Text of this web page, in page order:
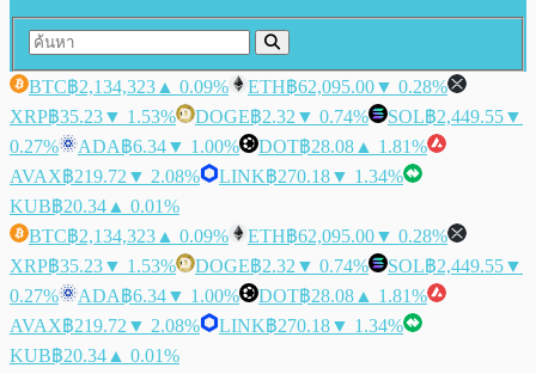
BTC฿2,134,323 ▲ 0.09% ETH฿62,095.00▼ 0.28%
XRP฿35.23▼ 1.53% DOGE฿2.32 ▼ 0.74% SOL฿2,449.55▼
0.27%
ADA฿6.34▼ 1.00% DOT฿28.08 ▲ 1.81%
AVAX฿219.72 ▼ 2.08% LINK฿270.18▼ 1.34%
KUB฿20.34 ▲ 0.01%
BTC฿2,134,323 ▲ 0.09% ETH฿62,095.00▼ 0.28%
XRP฿35.23▼ 1.53% DOGE฿2.32 ▼ 0.74% SOL฿2,449.55▼
0.27%
ADA฿6.34▼ 1.00% DOT฿28.08 ▲ 1.81%
AVAX฿219.72 ▼ 2.08% LINK฿270.18▼ 1.34%
KUB฿20.34 ▲ 0.01%